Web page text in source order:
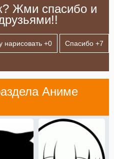
Жми спасибо и
нарисовать +0 Спасибо +7
Аниме